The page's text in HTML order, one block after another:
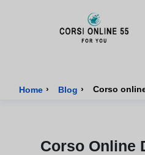
Home › Blog › Corso
Corso Online